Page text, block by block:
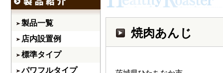
製品一覧
店内設置例
標準タイプ
パワフルタイプ
焼肉あんじ